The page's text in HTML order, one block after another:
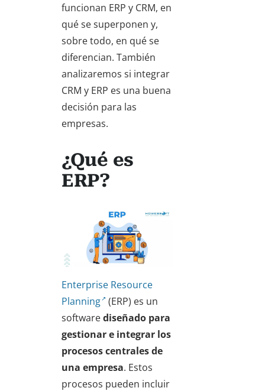
funcionan ERP y CRM, en
qué se superponen y,
sobre todo, en qué se
diferencian. También
analizaremos si integrar
CRM y ERP es una buena
decisión para las
empresas.
¿Qué es
ERP?
Enterprise Resource
Planning (ERP) es un
softwarediseñado para
gestionar e integrar los
procesos centrales de
una empresa. Estos
procesos pueden incluir